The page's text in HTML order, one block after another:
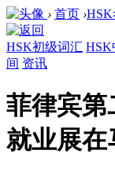
› 首页 ›
HSK初级词汇 HSK
间 资讯
菲律宾
就业展在